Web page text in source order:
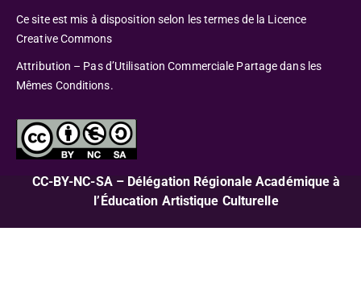
Ce site est mis à disposition selon les termes de la Licence
Creative Commons
Attribution – Pas d’Utilisation Commerciale Partage dans les
Mêmes Conditions.
CC-BY-NC-SA – Délégation Régionale Académique à
l’Éducation Artistique Culturelle